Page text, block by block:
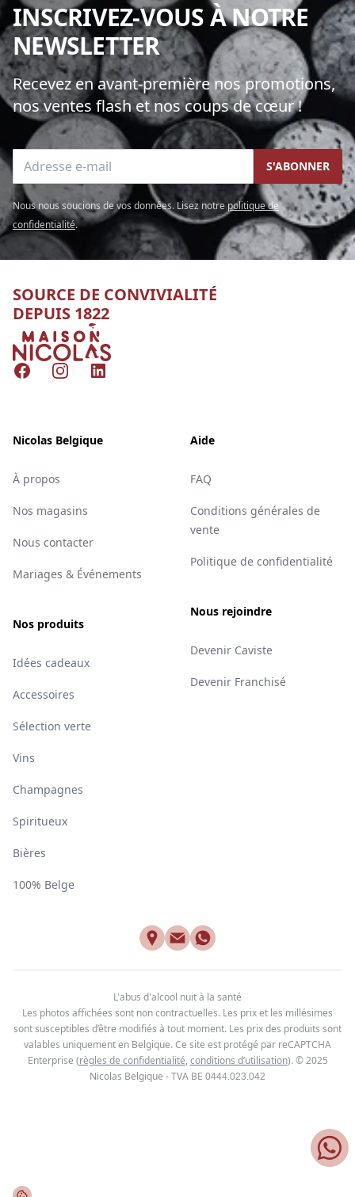
INSCRIVEZ-VOUS À NOTRE
NEWSLETTER
Recevez en avant-première nos promotions,
nos ventes flash et nos coups de cœur !
Adresse e-mail S'ABONNER
Nous nous soucions de vos données. Lisez notre politique de
confidentialité.
SOURCE DE CONVIVIALITÉ
DEPUIS 1822
Nicolas
FacebookInstagramLinkedIn
Nicolas Belgique
À propos
Nos magasins
Nous contacter
Mariages & Événements
Nos produits
Idées cadeaux
Accessoires
Sélection verte
Vins
Champagnes
Spiritueux
Bières
100% Belge
Aide
FAQ
Conditions générales de
vente
Politique de confidentialité
Nous rejoindre
Devenir Caviste
Devenir Franchisé
L'abus d'alcool nuit à la santé
Les photos affichées sont non contractuelles. Les prix et les millésimes
sont susceptibles d’être modifiés à tout moment. Les prix des produits sont
valables uniquement en Belgique. Ce site est protégé par reCAPTCHA
Enterprise (règles de confidentialité, conditions d’utilisation). © 2025
Nicolas Belgique - TVA BE 0444.023.042